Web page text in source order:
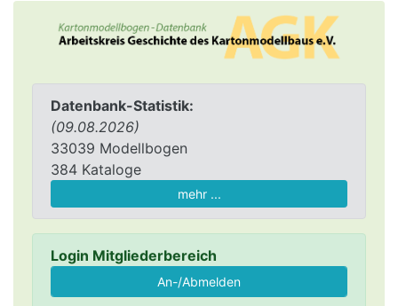
Datenbank-Statistik:
(09.08.2026)
33039 Modellbogen
384 Kataloge
mehr ...
Login Mitgliederbereich